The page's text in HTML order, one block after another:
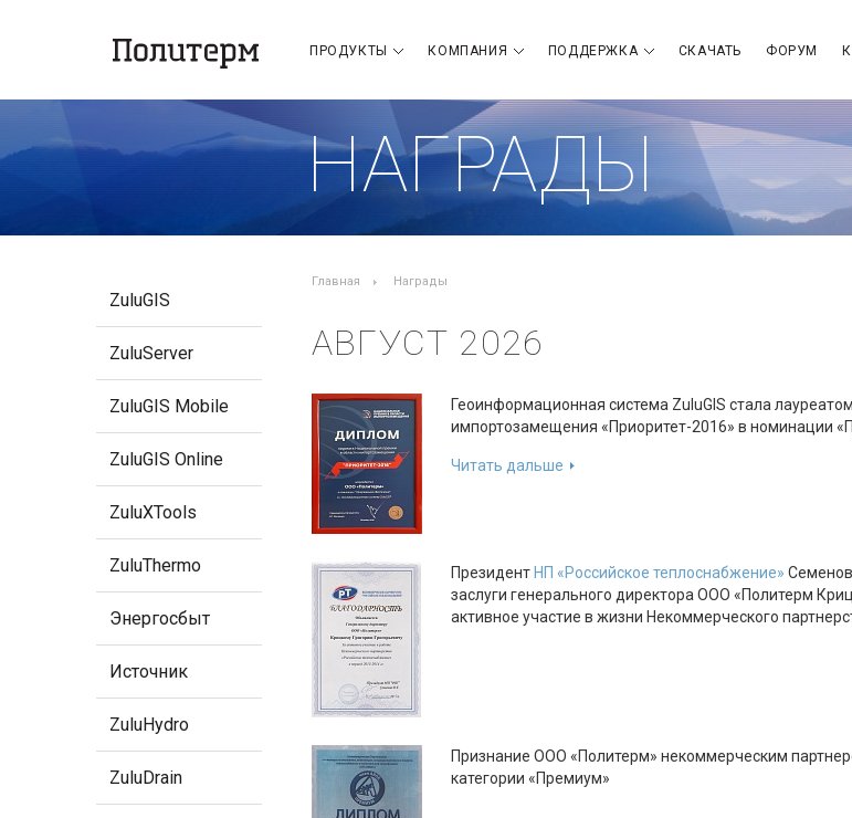
ПРОДУКТЫ КОМПАНИЯ ПОДДЕРЖКА СКАЧАТЬ ФОРУМ
НАГРАДЫ
ZuluGIS
ZuluServer
ZuluGIS Mobile
ZuluGIS Online
ZuluXTools
ZuluThermo
Энергосбыт
Источник
ZuluHydro
ZuluDrain
Главная Награды
АВГУСТ 2026
Геоинформационная система ZuluGIS стала
импортозамещения «Приоритет-2016» в номинации
Читать дальше
Президент НП «Российское теплоснабжение»
заслуги генерального директора ООО «Политерм
активное участие в жизни Некоммерческого
Признание ООО «Политерм» некоммерческим
категории «Премиум»